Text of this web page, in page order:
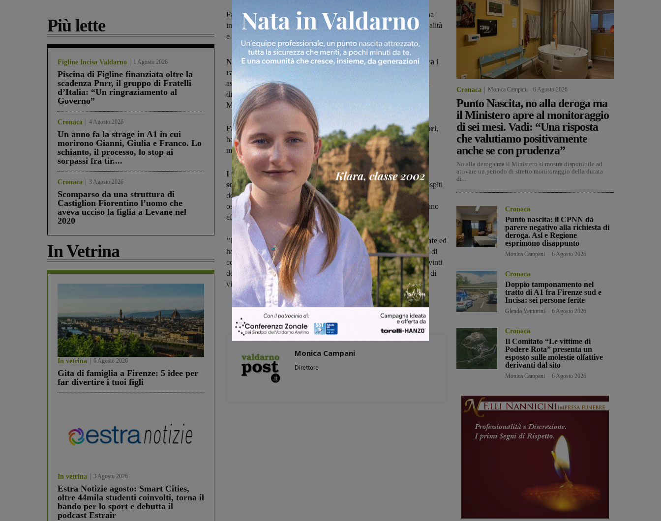
Più lette
Figline Incisa Valdarno 1 Agosto 2026
Piscina di Figline finanziata oltre la
scadenza Pnrr, il gruppo di Fratelli
d’Italia: “Un ringraziamento al
Governo”
Cronaca 4 Agosto 2026
Un anno fa la strage in A1 in cui
morirono Gianni, Giulia e Franco. Lo
schianto, il processo, lo stop ai
sorpassi fra tir....
Cronaca 3 Agosto 2026
Scomparso da una struttura di
Castiglion Fiorentino l’uomo che
aveva ucciso la figlia a Levane nel
2020
In Vetrina
In vetrina 6 Agosto 2026
Gita di famiglia a Firenze: 5 idee per
far divertire i tuoi figli
In vetrina 3 Agosto 2026
Estra Notizie agosto: Smart Cities,
oltre 44mila studenti coinvolti, torna il
bando per lo sport e debutta il
podcast Estrair
Fabio Pallari, responsabile tecnico, insieme ai suoi collaboratori, ha
incontrato i vertici dell’associazione e concordato con loro le modalità
e i tempi degli appuntamenti
Nasce il progetto "Sangio con il cuore", una collaborazione tra i
ragazzi del settore giovanile azzurro e quelli de Il Veliero,
associazione del territorio che si occupa di persone con vari tipi di
disabilità. Uno scambio di esperienze, lavori e amicizia che la
Marzocco Sangiovannese ha voluto fortemente.
Fabio Pallari, responsabile tecnico, insieme ai suoi collaboratori,
ha incontrato i vertici dell'associazione e concordato con loro le
modalità e i tempi degli appuntamenti.
I ragazzi condivideranno, momenti di interazione sociale e
scambio culturale. Nel periodo invernale i ragazzi azzurri sono ospiti
del Veliero, con l'arrivo della primavera sarà la Sangiovannese ad
ospitare gli amici dell'associazione sui campi di calcio dove verranno
effettuate sedute collettive di attività motoria.
"Per la Marzocco Sangiovannese l'iniziativa è molto importante ed
ha lo scopo principale di poter consentire a tutti i ragazzi coinvolti di
confrontarsi tra loro sul piano della sensibilità e dell’amicizia, convinti
del fatto che certi valori vadano oltre le disabilità e i differenti stili di
vita".
Monica Campani
Direttore
Cronaca Monica Campani 6 Agosto 2026
Punto Nascita, no alla deroga ma
il Ministero apre al monitoraggio
di sei mesi. Vadi: “Una risposta
che valutiamo positivamente
anche se con prudenza”
No alla deroga ma il Ministero si mostra disponibile ad
attivare un periodo di stretto monitoraggio della durata
di...
Cronaca
Punto nascita: il CPNN dà
parere negativo alla richiesta di
deroga. Asl e Regione
esprimono disappunto
Monica Campani 6 Agosto 2026
Cronaca
Doppio tamponamento nel
tratto di A1 fra Firenze sud e
Incisa: sei persone ferite
Glenda Venturini 6 Agosto 2026
Cronaca
Il Comitato “Le vittime di
Podere Rota” presenta un
esposto sulle molestie olfattive
derivanti dal sito
Monica Campani 6 Agosto 2026